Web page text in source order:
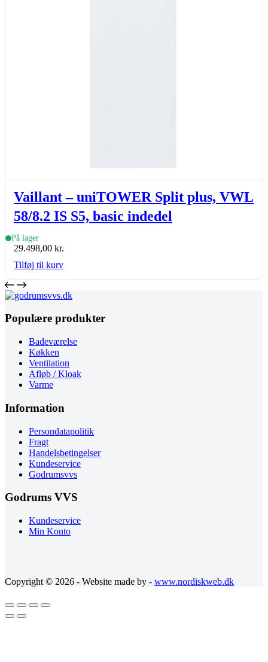
Vaillant – uniTOWER Split plus, VWL
58/8.2 IS S5, basic indedel
På lager
29.498,00 kr.
Tilføj til kurv
Populære produkter
Badeværelse
Køkken
Ventilation
Afløb / Kloak
Varme
Information
Persondatapolitik
Fragt
Handelsbetingelser
Kundeservice
Godrumsvvs
Godrums VVS
Kundeservice
Min Konto
Copyright © 2026 - Website made by - www.nordiskweb.dk